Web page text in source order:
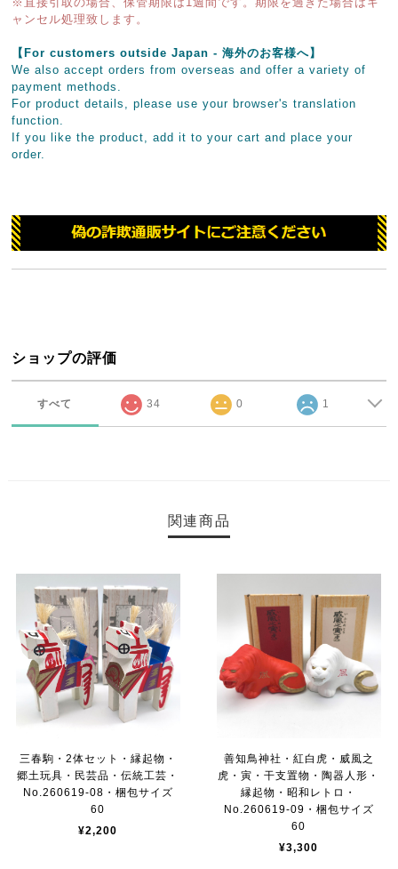
ャンセル処理致します。
【For customers outside Japan - 海外のお客様へ】
We also accept orders from overseas and offer a variety of
payment methods.
For product details, please use your browser's translation
function.
If you like the product, add it to your cart and place your
order.
ショップの評価
すべて 34 0 1
関連商品
三春駒・2体セット・縁起物・
郷土玩具・民芸品・伝統工芸・
No.260619-08・梱包サイズ
60
¥2,200
善知鳥神社・紅白虎・威風之
虎・寅・干支置物・陶器人形・
縁起物・昭和レトロ・
No.260619-09・梱包サイズ
60
¥3,300